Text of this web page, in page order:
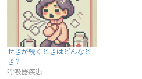
せきが続くときはどんなと
き？
呼吸器疾患